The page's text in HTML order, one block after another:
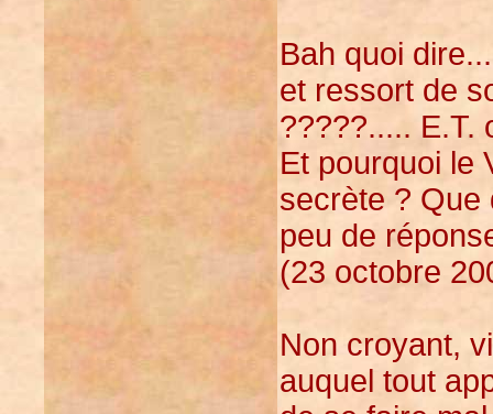
Bah quoi
et ressort de
?????..... E.T.
Et pourquoi le
secrète ? Que
peu de
(23 octobre
Non croyant,
auquel tout